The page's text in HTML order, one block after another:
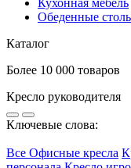
Кухонная мебель
Обеденные
Каталог
Более 10 000 товаров
Кресло руководителя
Ключевые слова:
Все Офисные кресла